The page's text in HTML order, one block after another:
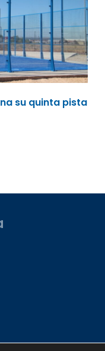
su quinta pista